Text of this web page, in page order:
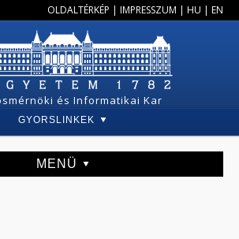
OLDALTÉRKÉP | IMPRESSZUM | HU | EN
és Informatikai Kar
GYORSLINKEK
MENÜ